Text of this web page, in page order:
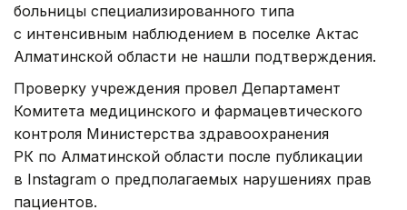
больницы специализированного типа
с интенсивным наблюдением в поселке Актас
Алматинской области не нашли подтверждения.
Проверку учреждения провел Департамент
Комитета медицинского и фармацевтического
контроля Министерства здравоохранения
РК по Алматинской области после публикации
в Instagram о предполагаемых нарушениях прав
пациентов.